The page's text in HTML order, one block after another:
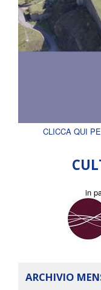
CLICCA QUI
in
ARCHIVIO